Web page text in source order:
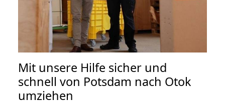
Mit unsere Hilfe sicher und
schnell von Potsdam nach Otok
umziehen